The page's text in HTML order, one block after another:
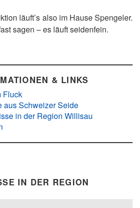
läuft’s also im Hause Spengeler.
sagen – es läuft seidenfein.
& LINKS
Fluck
aus Schweizer Seide
in der Region Willisau
IN DER REGION